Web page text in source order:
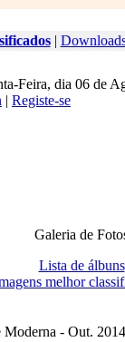
|
Feira, dia 06 de
| Registe-se
Galeria de
Lista de álbuns
melhor
Moderna - Out. 2014